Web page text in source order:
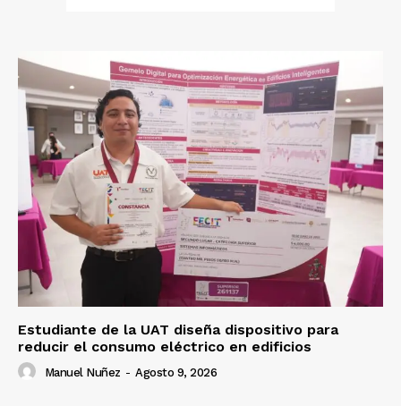
Estudiante de la UAT diseña dispositivo para
reducir el consumo eléctrico en edificios
Manuel Nuñez - Agosto 9, 2026